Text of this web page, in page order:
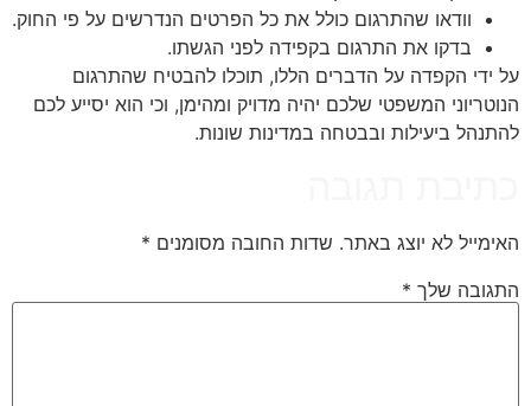
וודאו שהתרגום כולל את כל הפרטים הנדרשים על פי החוק.
בדקו את התרגום בקפידה לפני הגשתו.
על ידי הקפדה על הדברים הללו, תוכלו להבטיח שהתרגום
הנוטריוני המשפטי שלכם יהיה מדויק ומהימן, וכי הוא יסייע לכם
להתנהל ביעילות ובבטחה במדינות שונות.
האימייל לא יוצג באתר. שדות החובה מסומנים *
התגובה שלך *